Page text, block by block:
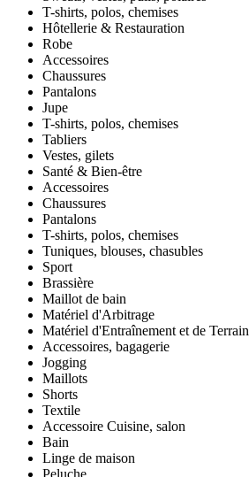
T-shirts, polos, chemises
Hôtellerie & Restauration
Robe
Accessoires
Chaussures
Pantalons
Jupe
T-shirts, polos, chemises
Tabliers
Vestes, gilets
Santé & Bien-être
Accessoires
Chaussures
Pantalons
T-shirts, polos, chemises
Tuniques, blouses, chasubles
Sport
Brassière
Maillot de bain
Matériel d'Arbitrage
Matériel d'Entraînement et de Terrain
Accessoires, bagagerie
Jogging
Maillots
Shorts
Textile
Accessoire Cuisine, salon
Bain
Linge de maison
Peluche